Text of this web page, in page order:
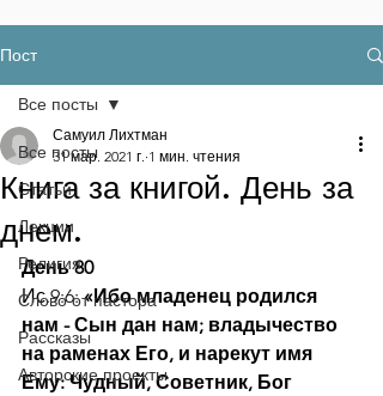
Пост
Все посты
Статьи
Лекции
Религия
Слово от пастора
Рассказы
Авторские проекты
Все посты
Книга за книгой. День за
днем.
Самуил Лихтман
31 мар. 2021 г. 1 мин. чтения
День 80
Ис.9:6: «Ибо младенец родился
нам - Сын дан нам; владычество
на раменах Его, и нарекут имя
Ему: Чудный, Советник, Бог